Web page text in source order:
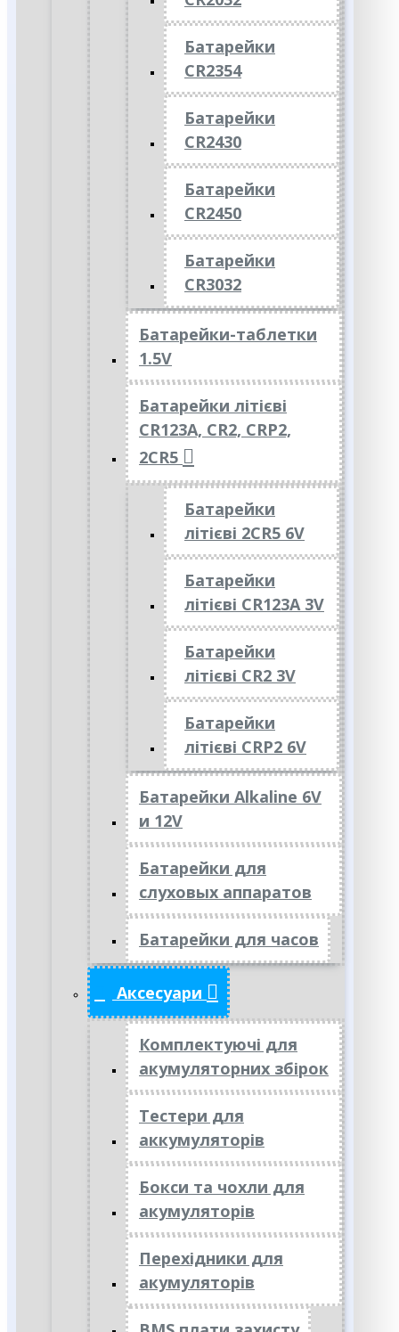
Батарейки
CR2354
Батарейки
CR2430
Батарейки
CR2450
Батарейки
CR3032
Батарейки-таблетки
1.5V
Батарейки літієві
CR123A, CR2, CRP2,
2CR5
Батарейки
літієві 2CR5 6V
Батарейки
літієві CR123A 3V
Батарейки
літієві CR2 3V
Батарейки
літієві CRP2 6V
Батарейки Alkaline 6V
и 12V
Батарейки для
слуховых аппаратов
Батарейки для часов
Аксесуари
Комплектуючі для
акумуляторних збірок
Тестери для
аккумуляторів
Бокси та чохли для
акумуляторів
Перехідники для
акумуляторів